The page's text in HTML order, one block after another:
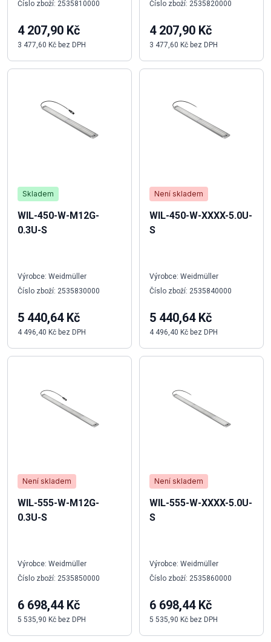
Číslo zboží: 2535810000
4 207,90 Kč
3 477,60 Kč bez DPH
Číslo zboží: 2535820000
4 207,90 Kč
3 477,60 Kč bez DPH
Skladem
WIL-450-W-M12G-
0.3U-S
Výrobce: Weidmüller
Číslo zboží: 2535830000
5 440,64 Kč
4 496,40 Kč bez DPH
Není skladem
WIL-450-W-XXXX-5.0U-
S
Výrobce: Weidmüller
Číslo zboží: 2535840000
5 440,64 Kč
4 496,40 Kč bez DPH
Není skladem
WIL-555-W-M12G-
0.3U-S
Výrobce: Weidmüller
Číslo zboží: 2535850000
6 698,44 Kč
5 535,90 Kč bez DPH
Není skladem
WIL-555-W-XXXX-5.0U-
S
Výrobce: Weidmüller
Číslo zboží: 2535860000
6 698,44 Kč
5 535,90 Kč bez DPH